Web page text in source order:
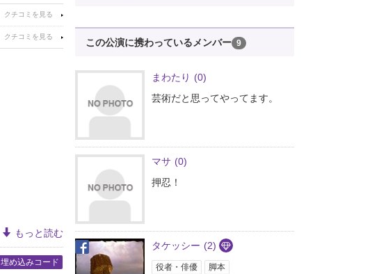
もっと読む
埋め込みコード
この公演に携わっているメンバー 9
まわたり (0)
芸術だと思ってやってます。
マサ (0)
押忍！
タケッシー (2)
役者・俳優 脚本